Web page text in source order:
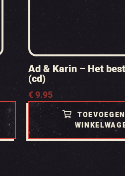
Ad & Karin – Het
(cd)
€9.95